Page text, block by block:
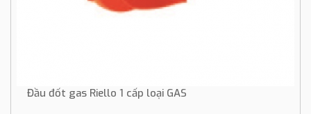
Đầu đốt gas Riello 1 cấp loại GAS